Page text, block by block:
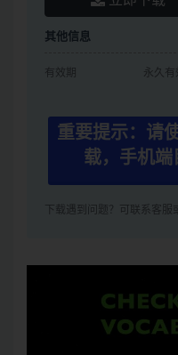
其他信息
有效期 永久有
重要提示：请
载，手机端
下载遇到问题？可联系客服